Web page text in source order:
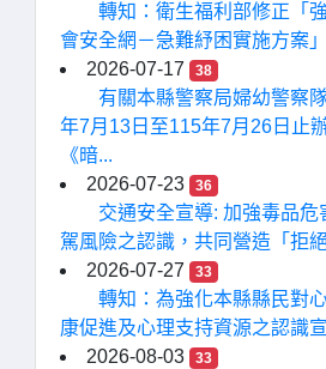
轉知：衛生福利部修正「
會安全網－急難紓困實施方案」
2026-07-17
38
有關本縣警察局婦幼警察
年7月13日至115年7月26日止
《暗...
2026-07-23
36
交通安全宣導: 加強毒品危
駕風險之認識，共同營造「拒
2026-07-27
33
轉知：為強化本縣縣民對
康促進及心理支持資源之認識
2026-08-03
33